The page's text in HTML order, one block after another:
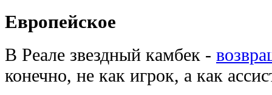
Европейское
В Реале звездный камбек -
конечно, не как игрок, а как